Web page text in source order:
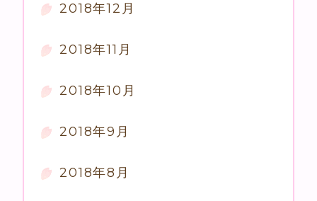
2018年12月
2018年11月
2018年10月
2018年9月
2018年8月